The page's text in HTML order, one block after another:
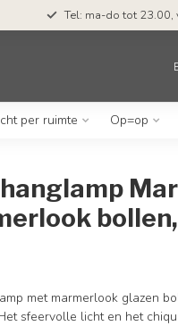
Tel: ma-do tot
per ruimte Op=op
met marmerlook glazen
sfeervolle licht en het